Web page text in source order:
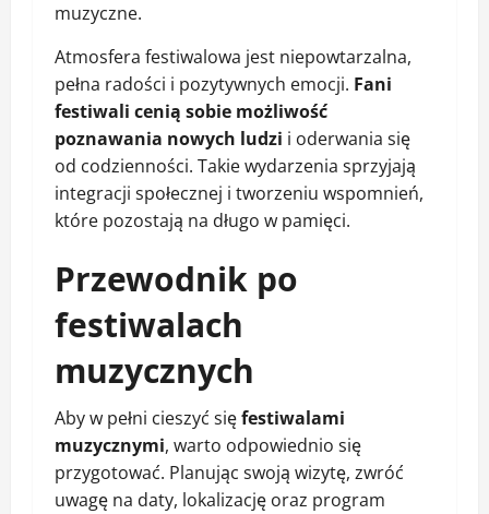
muzyczne.
Atmosfera festiwalowa jest niepowtarzalna,
pełna radości i pozytywnych emocji. Fani
festiwali cenią sobie możliwość
poznawania nowych ludzi i oderwania się
od codzienności. Takie wydarzenia sprzyjają
integracji społecznej i tworzeniu wspomnień,
które pozostają na długo w pamięci.
Przewodnik po
festiwalach
muzycznych
Aby w pełni cieszyć sięfestiwalami
muzycznymi, warto odpowiednio się
przygotować. Planując swoją wizytę, zwróć
uwagę na daty, lokalizację oraz program